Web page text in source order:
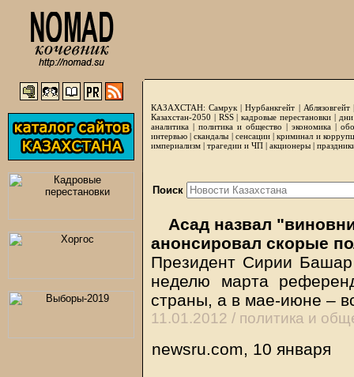
КАЗАХСТАН: Самрук |Нурбанкгейт | Аблязовгейт
Казахстан-2050 | RSS|кадровые перестановки|
аналитика | политика и общество | экономика |
интервью |скандалы | сенсации|криминал и
империализм | трагедии и ЧП | акционеры |
Поиск
Асад назвал
анонсировал скорые
Президент Сирии
неделю марта
страны, а в мае-июне –
11.01.2012 / политика и
newsru.com, 10 января